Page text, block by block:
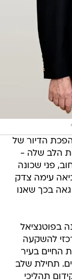
הדיור של
הלב שלה -
פני שכונה
עימה צדק
גאה בכך שאנו
בפוטנציאל
להשקעה
החיים בעיר
תחילת שלב
תהליכי